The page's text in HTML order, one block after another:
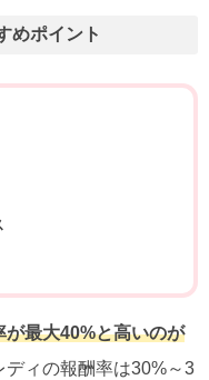
めポイント
が最大40%と高いのが
ィの報酬率は30%～3